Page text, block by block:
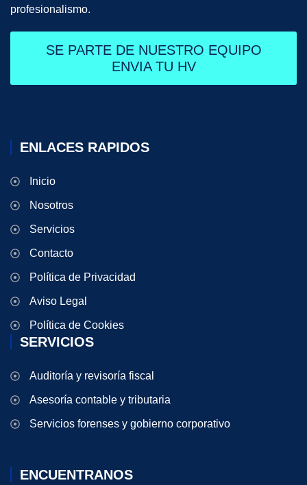
profesionalismo.
SE PARTE DE NUESTRO EQUIPO
ENVIA TU HV
ENLACES RAPIDOS
Inicio
Nosotros
Servicios
Contacto
Política de Privacidad
Aviso Legal
Política de Cookies
SERVICIOS
Auditoría y revisoría fiscal
Asesoría contable y tributaria
Servicios forenses y gobierno corporativo
ENCUENTRANOS